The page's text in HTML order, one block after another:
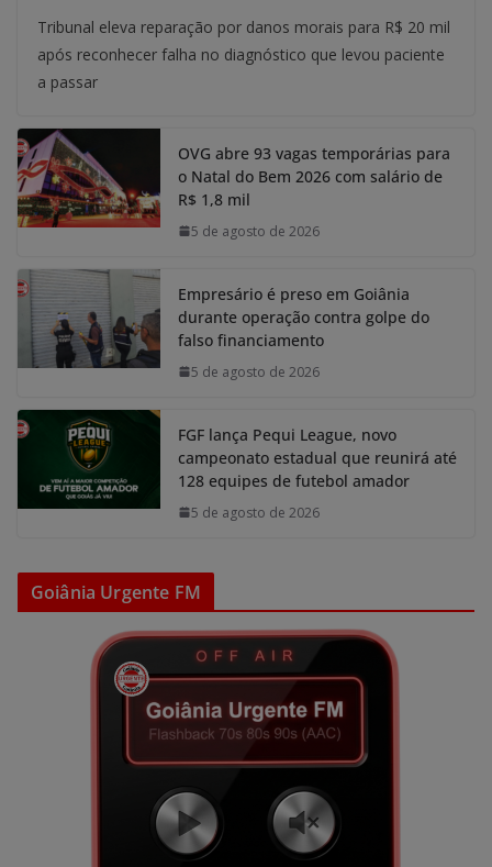
Tribunal eleva reparação por danos morais para R$ 20 mil
após reconhecer falha no diagnóstico que levou paciente
a passar
OVG abre 93 vagas temporárias para
o Natal do Bem 2026 com salário de
R$ 1,8 mil
5 de agosto de 2026
Empresário é preso em Goiânia
durante operação contra golpe do
falso financiamento
5 de agosto de 2026
FGF lança Pequi League, novo
campeonato estadual que reunirá até
128 equipes de futebol amador
5 de agosto de 2026
Goiânia Urgente FM